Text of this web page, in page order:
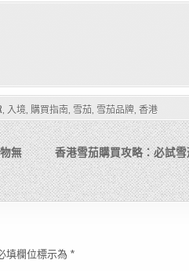
入境 購買指南 雪茄 雪茄品牌 ,香港
香港雪茄購買攻略：必試
無
填欄位標示為 *